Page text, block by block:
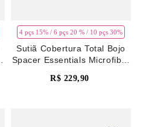
4 pçs 15% / 6 pçs 20 % / 10 pçs 30%
Sutiã Cobertura Total Bojo
Spacer Essentials Microfibra
R$ 229,90